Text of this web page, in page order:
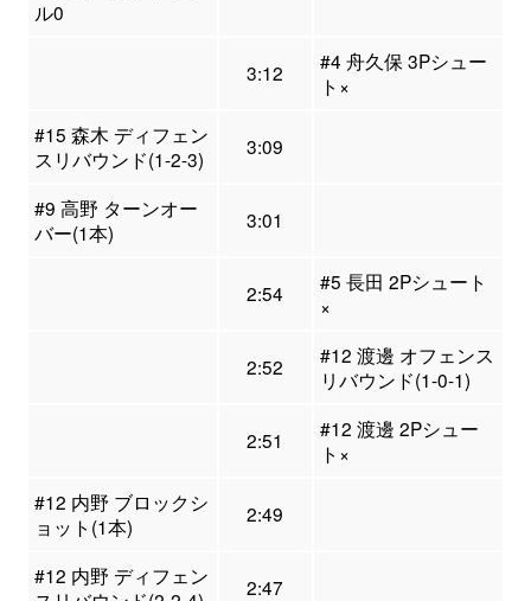
ル0
3:12
#4 舟久保 3Pシュー
ト×
#15 森木 ディフェン
スリバウンド(1-2-3)
3:09
#9 高野 ターンオー
バー(1本)
3:01
2:54
#5 長田 2Pシュート
×
2:52
#12 渡邊 オフェンス
リバウンド(1-0-1)
2:51
#12 渡邊 2Pシュー
ト×
#12 内野 ブロックシ
ョット(1本)
2:49
#12 内野 ディフェン
2:47